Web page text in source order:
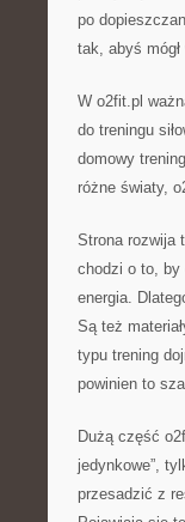
po
tak, abyś
W o2fit.pl
do treningu
domowy
różne światy,
Strona rozwija
chodzi o to, by
energia.
Są też
typu trening
powinien to
Dużą część
jedynkowe”,
przesadzić z